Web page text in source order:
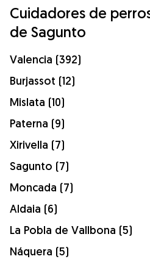
Cuidadores de
de Sagunto
Valencia (392)
Burjassot (12)
Mislata (10)
Paterna (9)
Xirivella (7)
Sagunto (7)
Moncada (7)
Aldaia (6)
La Pobla de Vallbona (5)
Náquera (5)